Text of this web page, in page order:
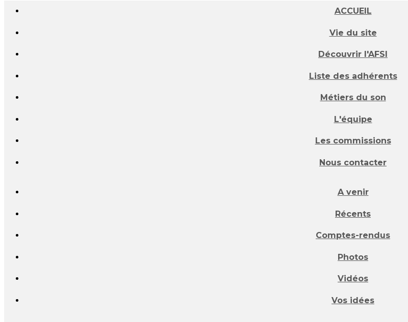
ACCUEIL
Vie du site
Découvrir l'AFSI
Liste des adhérents
Métiers du son
L'équipe
Les commissions
Nous contacter
A venir
Récents
Comptes-rendus
Photos
Vidéos
Vos idées